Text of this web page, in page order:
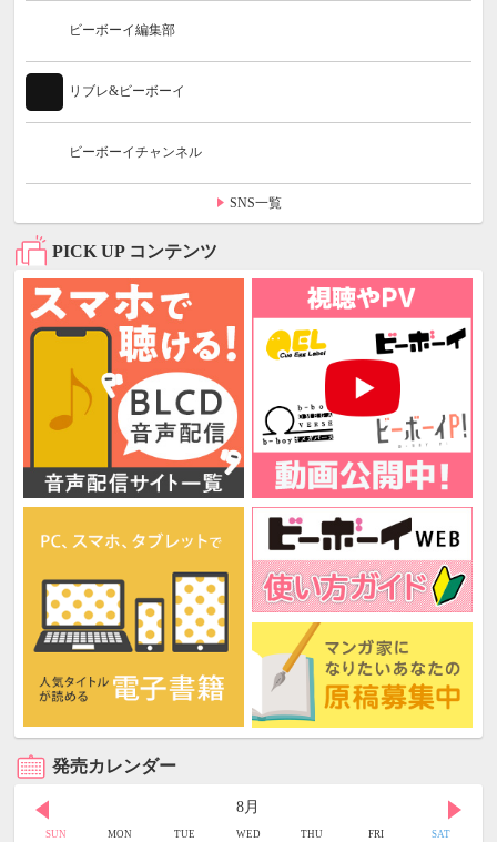
ビーボーイ編集部
リブレ&ビーボーイ
ビーボーイチャンネル
SNS一覧
PICK UP コンテンツ
発売カレンダー
8月
SUN MON TUE WED THU FRI SAT